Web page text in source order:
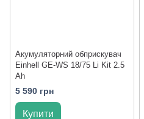
Акумуляторний обприскувач
Einhell GE-WS 18/75 Li Kit 2.5
Ah
5 590 грн
Купити